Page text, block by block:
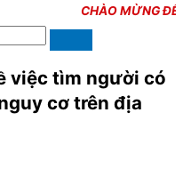
CHÀO MỪNG ĐẾN
việc tìm người có
cơ trên địa